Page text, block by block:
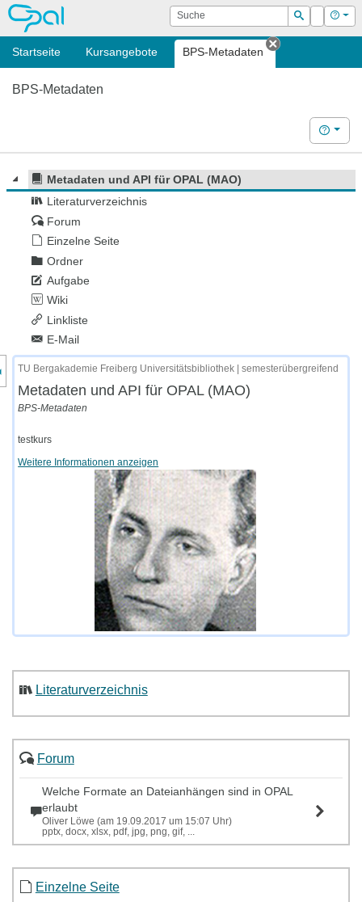
OPAL Suche
Suchen
Login Hilfe
Startseite Kursangebote BPS-Metadaten
Tab schließen
BPS-Metadaten
Hilfe
Metadaten und API für OPAL (MAO)
Literaturverzeichnis
Forum
Einzelne Seite
Ordner
Aufgabe
Wiki
Linkliste
E-Mail
des Kursmenüs
TU Bergakademie Freiberg Universitätsbibliothek | semesterübergreifend
Metadaten und API für OPAL (MAO)
BPS-Metadaten
testkurs
Weitere Informationen anzeigen
Literaturverzeichnis
Forum
Welche Formate an Dateianhängen sind in OPAL
erlaubt
Oliver Löwe (am 19.09.2017 um 15:07 Uhr)
pptx, docx, xlsx, pdf, jpg, png, gif, ...
Einzelne Seite